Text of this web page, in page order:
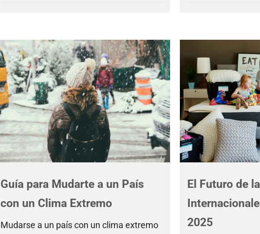
Guía para Mudarte a un País
con un Clima Extremo
Mudarse a un país con un clima extremo
El Futuro de
2025